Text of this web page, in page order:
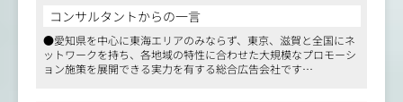
業界や規模が多様なクライアントに対し、配信後の反応や
データを踏まえて訴求・構成・表現をアップデートし、成
果につながる映像へ磨き上げます。
＜仕事の流れ＞
コンサルタントからの一言
●愛知県を中心に東海エリアのみならず、東京、滋賀と全国にネ
ットワークを持ち、各地域の特性に合わせた大規模なプロモーシ
ョン施策を展開できる実力を有する総合広告会社です